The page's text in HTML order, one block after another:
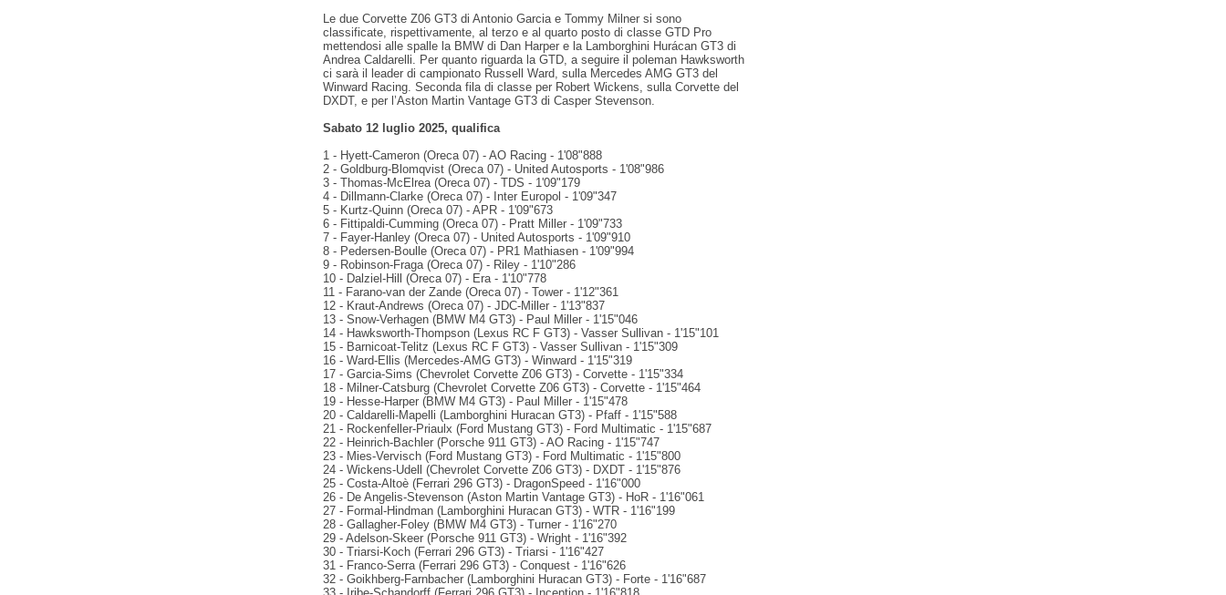
Le due Corvette Z06 GT3 di Antonio Garcia e Tommy Milner si sono
classificate, rispettivamente, al terzo e al quarto posto di classe GTD Pro
mettendosi alle spalle la BMW di Dan Harper e la Lamborghini Hurácan GT3 di
Andrea Caldarelli. Per quanto riguarda la GTD, a seguire il poleman Hawksworth
ci sarà il leader di campionato Russell Ward, sulla Mercedes AMG GT3 del
Winward Racing. Seconda fila di classe per Robert Wickens, sulla Corvette del
DXDT, e per l’Aston Martin Vantage GT3 di Casper Stevenson.
Sabato 12 luglio 2025, qualifica
1 - Hyett-Cameron (Oreca 07) - AO Racing - 1'08"888
2 - Goldburg-Blomqvist (Oreca 07) - United Autosports - 1'08"986
3 - Thomas-McElrea (Oreca 07) - TDS - 1'09"179
4 - Dillmann-Clarke (Oreca 07) - Inter Europol - 1'09"347
5 - Kurtz-Quinn (Oreca 07) - APR - 1'09"673
6 - Fittipaldi-Cumming (Oreca 07) - Pratt Miller - 1'09"733
7 - Fayer-Hanley (Oreca 07) - United Autosports - 1'09"910
8 - Pedersen-Boulle (Oreca 07) - PR1 Mathiasen - 1'09"994
9 - Robinson-Fraga (Oreca 07) - Riley - 1'10"286
10 - Dalziel-Hill (Oreca 07) - Era - 1'10"778
11 - Farano-van der Zande (Oreca 07) - Tower - 1'12"361
12 - Kraut-Andrews (Oreca 07) - JDC-Miller - 1'13"837
13 - Snow-Verhagen (BMW M4 GT3) - Paul Miller - 1'15"046
14 - Hawksworth-Thompson (Lexus RC F GT3) - Vasser Sullivan - 1'15"101
15 - Barnicoat-Telitz (Lexus RC F GT3) - Vasser Sullivan - 1'15"309
16 - Ward-Ellis (Mercedes-AMG GT3) - Winward - 1'15"319
17 - Garcia-Sims (Chevrolet Corvette Z06 GT3) - Corvette - 1'15"334
18 - Milner-Catsburg (Chevrolet Corvette Z06 GT3) - Corvette - 1'15"464
19 - Hesse-Harper (BMW M4 GT3) - Paul Miller - 1'15"478
20 - Caldarelli-Mapelli (Lamborghini Huracan GT3) - Pfaff - 1'15"588
21 - Rockenfeller-Priaulx (Ford Mustang GT3) - Ford Multimatic - 1'15"687
22 - Heinrich-Bachler (Porsche 911 GT3) - AO Racing - 1'15"747
23 - Mies-Vervisch (Ford Mustang GT3) - Ford Multimatic - 1'15"800
24 - Wickens-Udell (Chevrolet Corvette Z06 GT3) - DXDT - 1'15"876
25 - Costa-Altoè (Ferrari 296 GT3) - DragonSpeed - 1'16"000
26 - De Angelis-Stevenson (Aston Martin Vantage GT3) - HoR - 1'16"061
27 - Formal-Hindman (Lamborghini Huracan GT3) - WTR - 1'16"199
28 - Gallagher-Foley (BMW M4 GT3) - Turner - 1'16"270
29 - Adelson-Skeer (Porsche 911 GT3) - Wright - 1'16"392
30 - Triarsi-Koch (Ferrari 296 GT3) - Triarsi - 1'16"427
31 - Franco-Serra (Ferrari 296 GT3) - Conquest - 1'16"626
32 - Goikhberg-Farnbacher (Lamborghini Huracan GT3) - Forte - 1'16"687